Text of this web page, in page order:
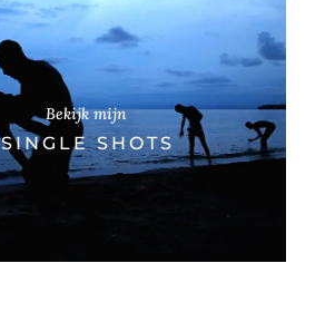
Bekijk mijn
SINGLE SHOTS